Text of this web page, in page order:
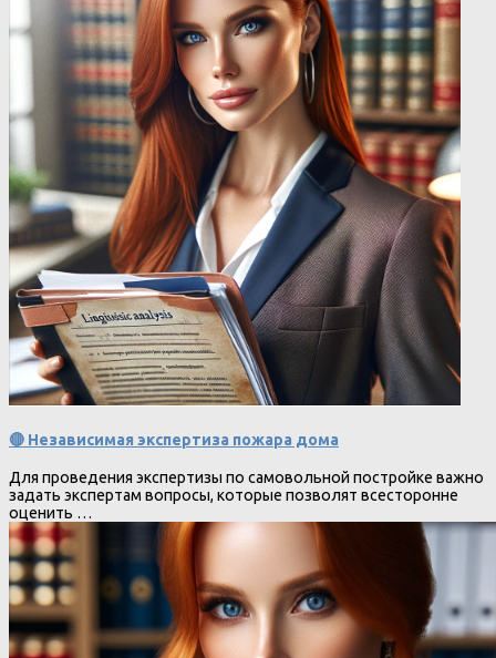
🔴 Независимая экспертиза пожара дома
Для проведения экспертизы по самовольной постройке важно
задать экспертам вопросы, которые позволят всесторонне
оценить …